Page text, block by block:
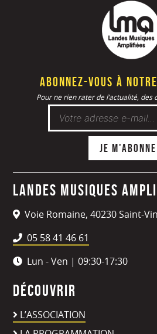
Abonnez-vous à
Pour ne rien rater de l’actualité, des
Landes Musiques
Voie Romaine, 40230 Saint-
05 58 41 46 61
Lun - Ven | 09:30-17:30
Découvrir
L’ASSOCIATION